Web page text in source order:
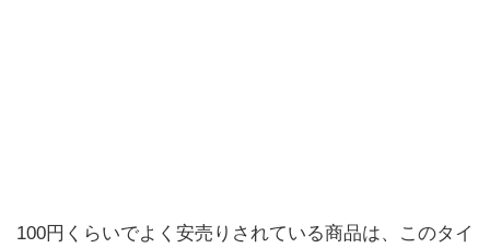
100円くらいでよく安売りされている商品は、このタイ